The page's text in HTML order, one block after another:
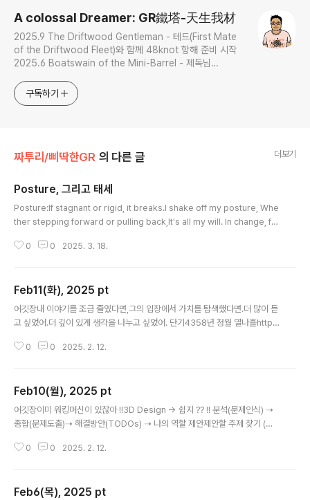
A colossal Dreamer: GR鐵塔-天生我材
2025.9 The Driftwood Gentleman - 테드(First Mate
of the Driftwood Fleet)와 함께 48knot 항해 준비 시작
2025.6 Boatswain of the Mini-Barrel - 제독님
리며 잠시 의탁 -- 2024.6 ~ 2025.01 제조
(Manufacturer) 스타트업에서 CTO 로 중기근무 2023.12
구독하기
짜투리/삐딱한GR 의 다른 글 더보기
Posture, 그리고 태세
Posture:If stagnant or rigid, it breaks.I shake off my posture, Whe
ther stepping forward or pulling back,It's all my will. In change, fin
the flow carries you. - cagr48.comMar18, 2025, ADA day when s
이다. 변화 속에서 더 나은 자리를 찾는다. 완벽한 태..
0 0 2025. 3. 18.
Feb11(화), 2025 pt
어깃장내 이야기를 조금 줄였다면,그의 입장에서 가치를 탐색했다면.더 많이 듣
고 싶었어.더 깊이 있게 생각을 나누고 싶었어. 단기4358년 정월 열나흘http
0 0 2025. 2. 12.
Feb10(월), 2025 pt
어깃장이미 워킹머신이 있잖아 !!3D Design -> 쉽지 ?? !! 분석(문제인식) ➝
종합(문제도출)➝ 해결방안(TODOs) ➝ 나의 역할 제안제안할 주제 찾기 (당
느끼는 동안멈춤을 알아 차릴 수 있을까?다른 변화가 필요함을... 너의 멈춤을
ps://www.irontop.com/entry/Feb10(월),-2025-pt
0 0 2025. 2. 12.
Feb6(목), 2025 pt